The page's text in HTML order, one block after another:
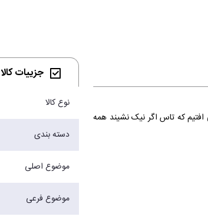
که تاس اگر نیک نشیند همه
جزییات کالا
نوع کالا
دسته بندی
موضوع اصلی
موضوع فرعی